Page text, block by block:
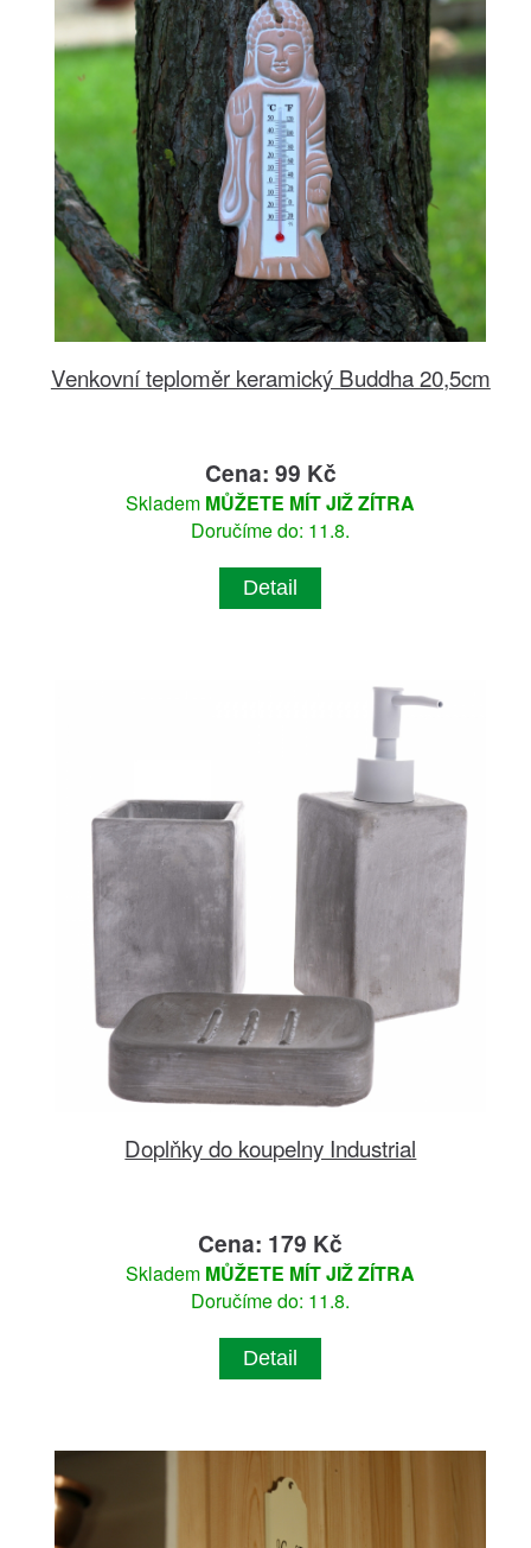
Venkovní teploměr keramický Buddha 20,5cm
Cena: 99 Kč
Skladem MŮŽETE MÍT JIŽ ZÍTRA
Doručíme do: 11.8.
Detail
Doplňky do koupelny Industrial
Cena: 179 Kč
Skladem MŮŽETE MÍT JIŽ ZÍTRA
Doručíme do: 11.8.
Detail